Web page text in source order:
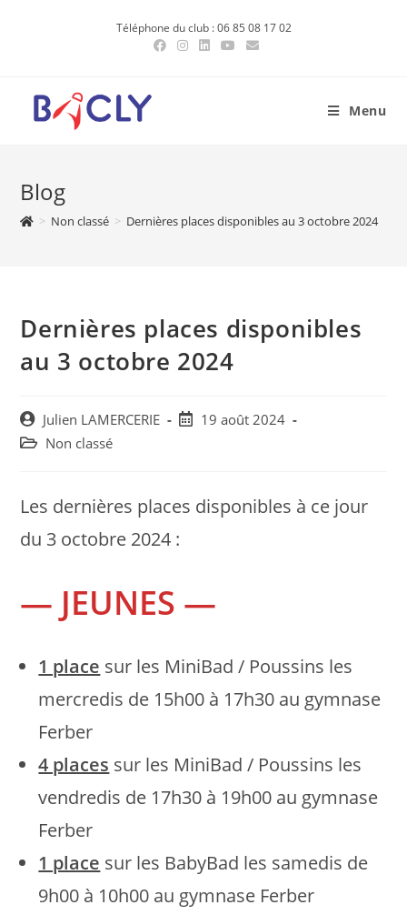
Téléphone du club : 06 85 08 17 02
Menu
Blog
> Non classé > Dernières places disponibles au 3 octobre 2024
Dernières places disponibles
au 3 octobre 2024
Post
author:
Julien LAMERCERIE
Post19 août 2024
Post Non classé
Les dernières places disponibles à ce jour
du 3 octobre 2024 :
— JEUNES —
1 place sur les MiniBad / Poussins les
mercredis de 15h00 à 17h30 au gymnase
Ferber
4 places sur les MiniBad / Poussins les
vendredis de 17h30 à 19h00 au gymnase
Ferber
1 place sur les BabyBad les samedis de
9h00 à 10h00 au gymnase Ferber